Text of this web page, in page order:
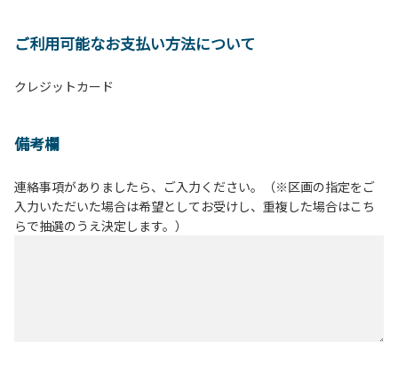
ご利用可能なお支払い方法について
クレジットカード
備考欄
連絡事項がありましたら、ご入力ください。（※区画の指定をご
入力いただいた場合は希望としてお受けし、重複した場合はこち
らで抽選のうえ決定します。）